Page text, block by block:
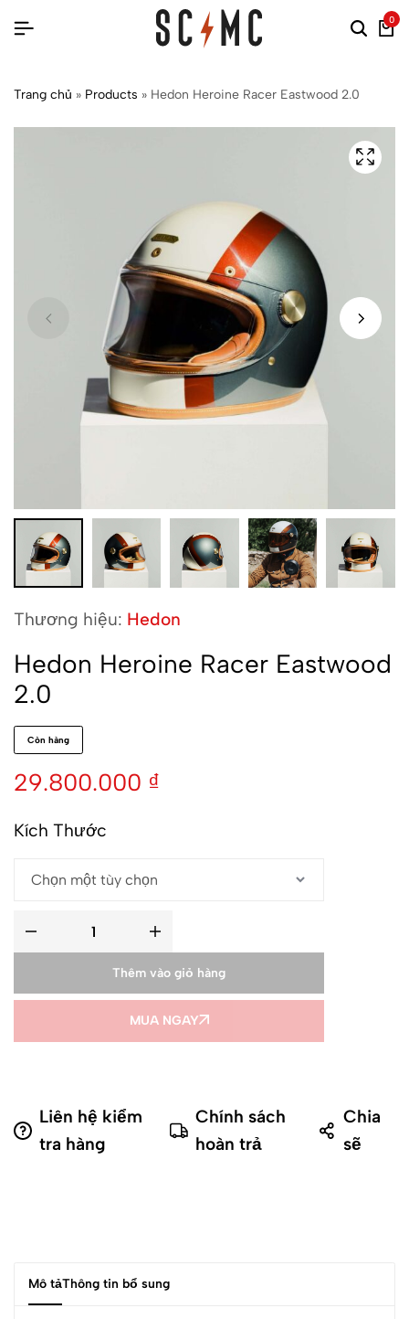
0
Trang chủ » Products » Hedon Heroine Racer Eastwood 2.0
Thương hiệu: Hedon
Hedon Heroine Racer Eastwood
2.0
Còn hàng
29.800.000 ₫
Kích Thước
Thêm vào giỏ hàng
MUA NGAY
Liên hệ kiểm
tra hàng
Chính sách
hoàn trả
Chia
sẽ
Mô tảThông tin bổ sung